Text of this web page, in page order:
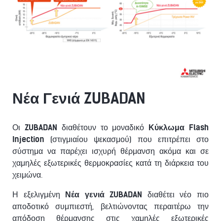
Νέα Γενιά ZUBADAN
Οι ZUBADAN διαθέτουν το μοναδικό Κύκλωμα Flash
Injection (στιγμιαίου ψεκασμού) που επιτρέπει στο
σύστημα να παρέχει ισχυρή θέρμανση ακόμα και σε
χαμηλές εξωτερικές θερμοκρασίες κατά τη διάρκεια του
χειμώνα.
Η εξελιγμένη Νέα γενιά ZUBADAN διαθέτει νέο πιο
αποδοτικό συμπιεστή, βελτιώνοντας περαιτέρω την
απόδοση θέρμανσης στις χαμηλές εξωτερικές